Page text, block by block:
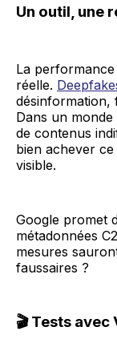
Un outil, une
La
réelle.
désinformation,
Dans un monde
de contenus
bien achever
visible.
Google promet
métadonnées
mesures
faussaires ?
🎬 Tests avec